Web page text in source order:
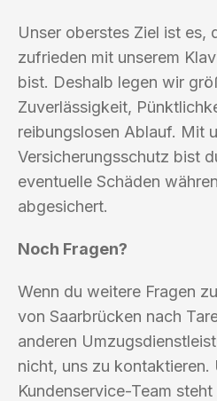
Unser oberstes Ziel ist es,
zufrieden mit unserem
bist. Deshalb legen wir
Zuverlässigkeit,
reibungslosen Ablauf. Mit
Versicherungsschutz bist
eventuelle Schäden
abgesichert.
Noch Fragen?
Wenn du weitere Fragen
von Saarbrücken nach
anderen
nicht, uns zu kontaktieren.
Kundenservice-Team